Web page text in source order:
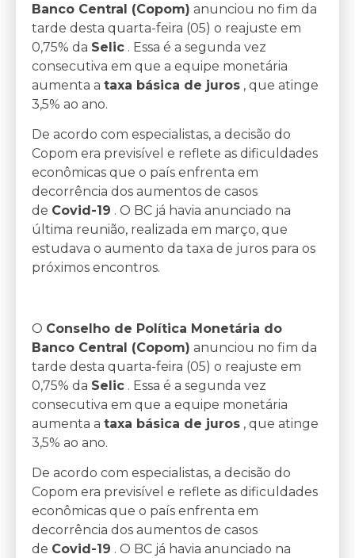
Banco Central (Copom) anunciou no fim da
tarde desta quarta-feira (05) o reajuste em
0,75% da Selic . Essa é a segunda vez
consecutiva em que a equipe monetária
aumenta a taxa básica de juros , que atinge
3,5% ao ano.
De acordo com especialistas, a decisão do
Copom era previsível e reflete as dificuldades
econômicas que o país enfrenta em
decorrência dos aumentos de casos
de Covid-19 . O BC já havia anunciado na
última reunião, realizada em março, que
estudava o aumento da taxa de juros para os
próximos encontros.
O Conselho de Política Monetária do
Banco Central (Copom) anunciou no fim da
tarde desta quarta-feira (05) o reajuste em
0,75% da Selic . Essa é a segunda vez
consecutiva em que a equipe monetária
aumenta a taxa básica de juros , que atinge
3,5% ao ano.
De acordo com especialistas, a decisão do
Copom era previsível e reflete as dificuldades
econômicas que o país enfrenta em
decorrência dos aumentos de casos
de Covid-19 . O BC já havia anunciado na